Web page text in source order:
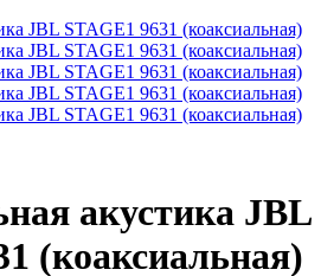
акустика JBL
(коаксиальная)